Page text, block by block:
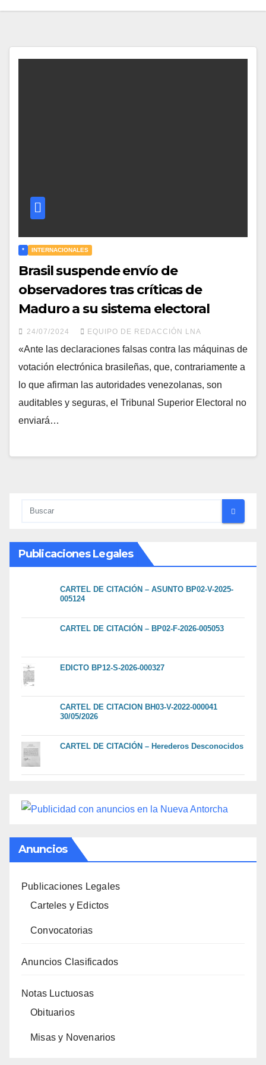
* INTERNACIONALES
Brasil suspende envío de
observadores tras críticas de
Maduro a su sistema electoral
24/07/2024 EQUIPO DE REDACCIÓN LNA
«Ante las declaraciones falsas contra las máquinas de
votación electrónica brasileñas, que, contrariamente a
lo que afirman las autoridades venezolanas, son
auditables y seguras, el Tribunal Superior Electoral no
enviará…
Publicaciones Legales
CARTEL DE CITACIÓN – ASUNTO BP02-V-2025-
005124
CARTEL DE CITACIÓN – BP02-F-2026-005053
EDICTO BP12-S-2026-000327
CARTEL DE CITACION BH03-V-2022-000041
30/05/2026
CARTEL DE CITACIÓN – Herederos Desconocidos
Anuncios
Publicaciones Legales
Carteles y Edictos
Convocatorias
Anuncios Clasificados
Notas Luctuosas
Obituarios
Misas y Novenarios